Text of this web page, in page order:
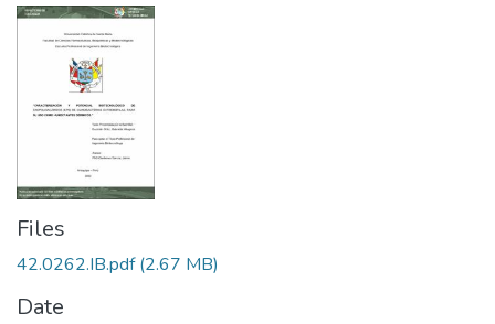
Files
42.0262.IB.pdf(2.67 MB)
Date